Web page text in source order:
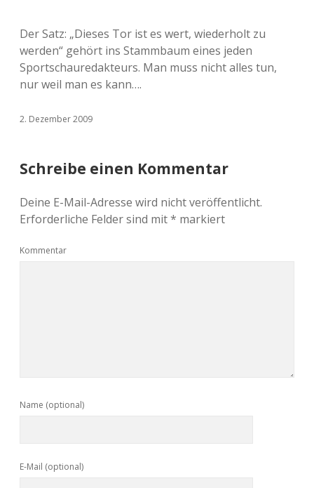
Der Satz: „Dieses Tor ist es wert, wiederholt zu
werden“ gehört ins Stammbaum eines jeden
Sportschauredakteurs. Man muss nicht alles tun,
nur weil man es kann….
2. Dezember 2009
Schreibe einen Kommentar
Deine E-Mail-Adresse wird nicht veröffentlicht.
Erforderliche Felder sind mit* markiert
Kommentar
Name (optional)
E-Mail (optional)